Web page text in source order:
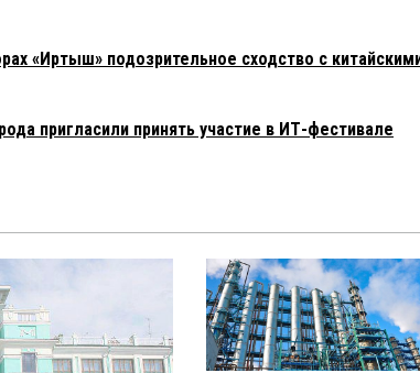
«Иртыш» подозрительное сходство с
пригласили принять участие в ИТ-фестивале